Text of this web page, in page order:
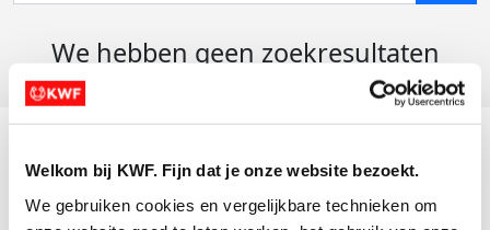
Welkom bij KWF. Fijn dat je onze website bezoekt.
We gebruiken cookies en vergelijkbare technieken om
We hebben geen zoekresultaten
Actiematerialen
Evenementen